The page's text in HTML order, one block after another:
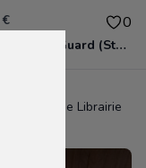
0
Statuette Royal Guard (Star Wars).
Mystérieuse Librairie